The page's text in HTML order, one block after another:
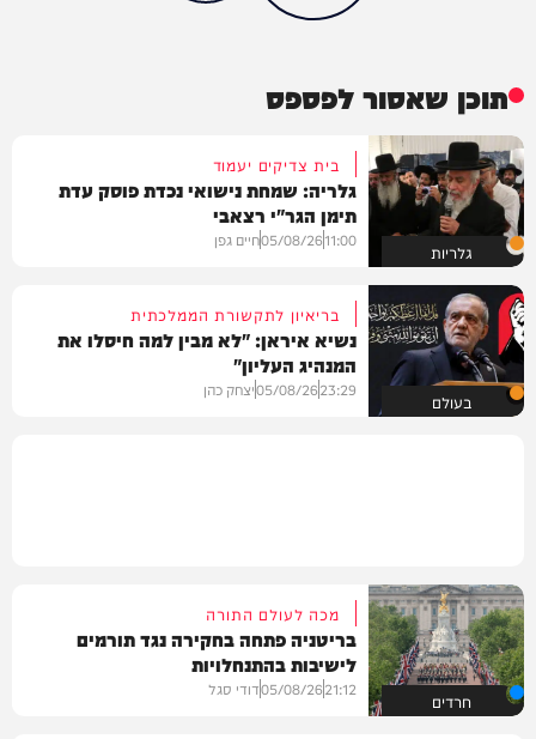
תוכן שאסור לפספס
גלריות
בית צדיקים יעמוד
גלריה: שמחת נישואי נכדת פוסק עדת
תימן הגר"י רצאבי
11:00
05/08/26חיים גפן
בעולם
בריאיון לתקשורת הממלכתית
נשיא איראן: "לא מבין למה חיסלו את
המנהיג העליון"
23:29
05/08/26יצחק כהן
חרדים
מכה לעולם התורה
בריטניה פתחה בחקירה נגד תורמים
לישיבות בהתנחלויות
21:12
05/08/26דודי סגל